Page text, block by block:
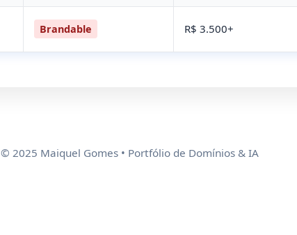
Brandable R$ 3.500+
© 2025 Maiquel Gomes • Portfólio de Domínios & IA